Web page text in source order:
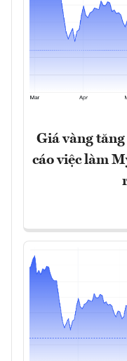
Giá vàng
cáo việc làm